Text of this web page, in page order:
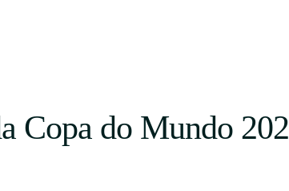
Copa do Mundo